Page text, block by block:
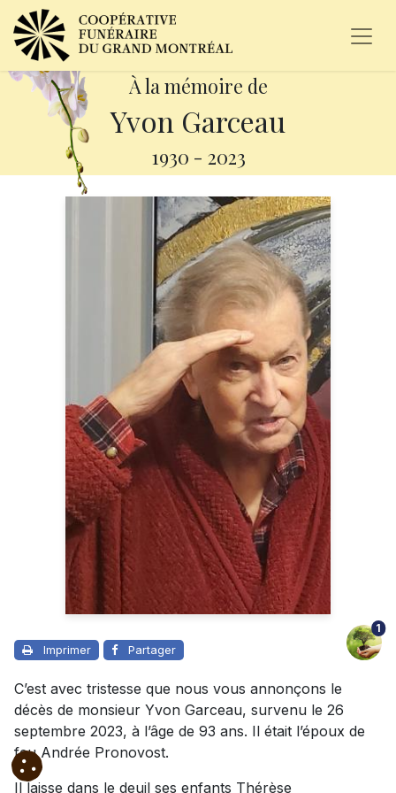
À la mémoire de
Yvon Garceau
1930 - 2023
Imprimer Partager
1
C’est avec tristesse que nous vous annonçons le
décès de monsieur Yvon Garceau, survenu le 26
septembre 2023, à l’âge de 93 ans. Il était l’époux de
feu Andrée Pronovost.
Il laisse dans le deuil ses enfants Thérèse